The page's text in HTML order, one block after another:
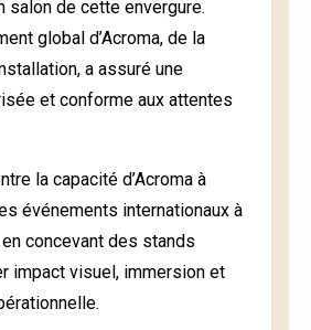
salon de cette envergure.
global d’Acroma, de la
a assuré une
et conforme aux attentes
la capacité d’Acroma à
événements internationaux à
concevant des stands
impact visuel, immersion et